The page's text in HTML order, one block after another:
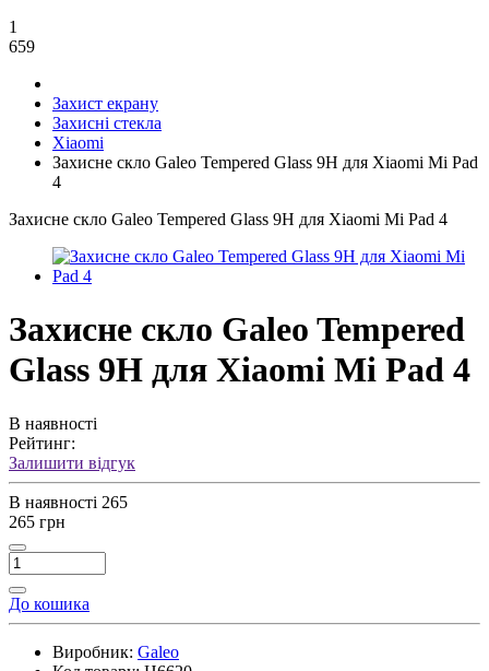
1
659
Захист екрану
Захисні стекла
Xiaomi
Захисне скло Galeo Tempered Glass 9H для Xiaomi Mi Pad
4
Захисне скло Galeo Tempered Glass 9H для Xiaomi Mi Pad 4
Захисне скло Galeo Tempered
Glass 9H для Xiaomi Mi Pad 4
В наявності
Рейтинг:
Залишити відгук
В наявності 265
265 грн
До кошика
Виробник: Galeo